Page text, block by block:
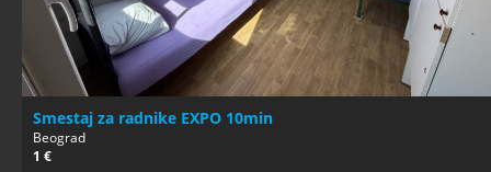
Smestaj za radnike EXPO 10min
Beograd
1 €